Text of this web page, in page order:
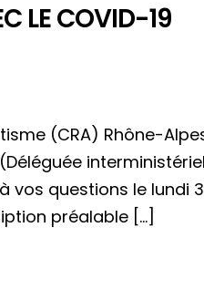
LE COVID-19
(CRA) Rhône-
vos questions le lundi
préalable […]